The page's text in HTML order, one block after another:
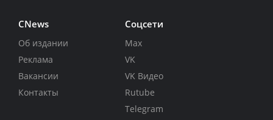
CNews
Об издании
Реклама
Вакансии
Контакты
Соцсети
Max
VK
VK Видео
Rutube
Telegram